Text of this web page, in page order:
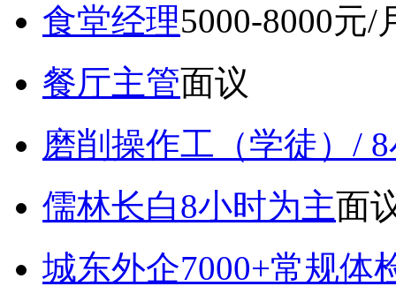
食堂经理5000-8000元/
餐厅主管面议
磨削操作工（学徒）/
儒林长白8小时为主面
城东外企7000+常规体